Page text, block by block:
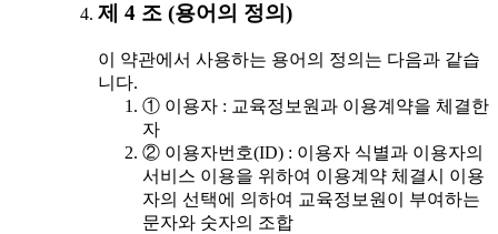
제 4 조 (용어의 정의)
이 약관에서 사용하는 용어의 정의는 다음과 같습
니다.
① 이용자 : 교육정보원과 이용계약을 체결한
자
② 이용자번호(ID) : 이용자 식별과 이용자의
서비스 이용을 위하여 이용계약 체결시 이용
자의 선택에 의하여 교육정보원이 부여하는
문자와 숫자의 조합